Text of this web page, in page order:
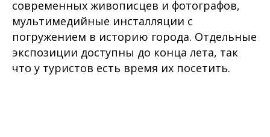
современных живописцев и фотографов,
мультимедийные инсталляции с
погружением в историю города. Отдельные
экспозиции доступны до конца лета, так
что у туристов есть время их посетить.